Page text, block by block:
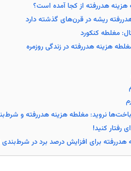
هدررفته‌ از کجا آمده‌ است؟
ریشه در قرن‌های گذشته دارد
مغلطه کنکورد
هزینه هدررفته در زندگی روزمره
نروید: مغلطه هزینه هدررفته و
رفتار کنید!
هدررفته برای افزایش درصد برد در شرط‌بندی